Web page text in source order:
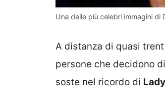
Una delle più celebri immagini di
A distanza di quasi
persone che decidono
soste nel ricordo di